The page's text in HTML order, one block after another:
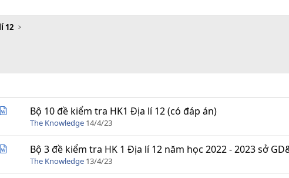
12
Bộ 10 đề kiểm tra HK1 Địa lí 12 (có đáp án)
The Knowledge 14/4/23
Bộ 3 đề kiểm tra HK 1 Địa lí 12 năm học 2022 - 2023 sở
The Knowledge 13/4/23